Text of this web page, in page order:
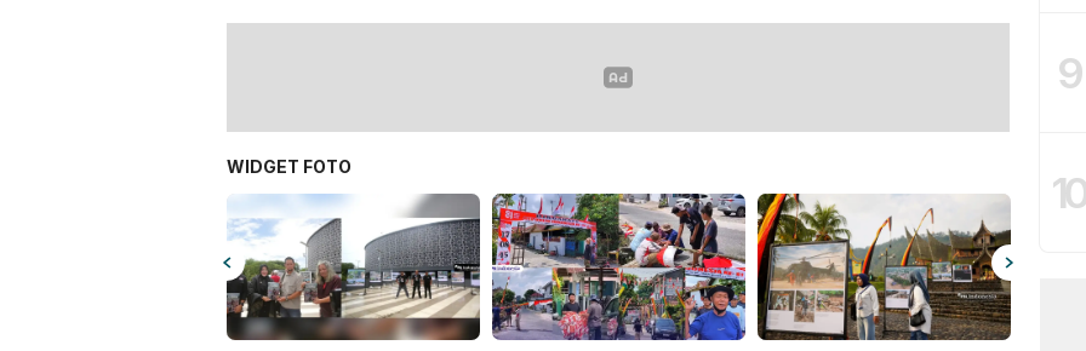
Ditangkap
di Terminal AKAP
dan FS dengan TPPU
WIDGET FOTO
9
10